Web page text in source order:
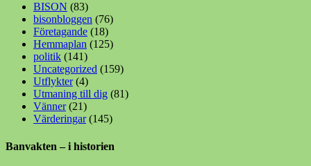
BISON (83)
bisonbloggen (76)
Företagande (18)
Hemmaplan (125)
politik (141)
Uncategorized (159)
Utflykter(4)
Utmaning till dig (81)
Vänner(21)
Värderingar(145)
Banvakten – i historien